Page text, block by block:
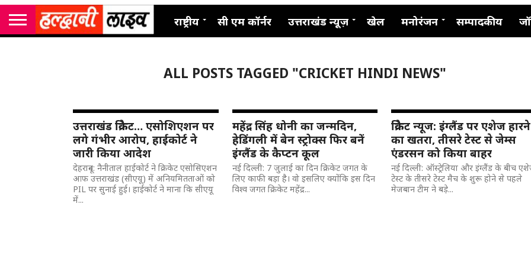
राष्ट्रीय सी एम कॉर्नर उत्तराखंड न्यूज़ खेल मनोरंजन सम्पादकीय
ALL POSTS TAGGED "CRICKET HINDI NEWS"
उत्तराखंड क्रिकेट… एसोशिएशन पर
लगे गंभीर आरोप, हाईकोर्ट ने
जारी किया आदेश
देहरादून: नैनीताल हाईकोर्ट ने क्रिकेट एसोसिएशन
आफ उत्तराखंड (सीएयू) में अनियमितताओं को
PIL पर सुनाई हुई। हाईकोर्ट ने माना कि सीएयू
में...
महेंद्र सिंह धोनी का जन्मदिन,
हेडिंगली में बेन स्ट्रोक्स फिर बनें
इंग्लैंड के कैप्टन कूल
नई दिल्ली: 7 जुलाई का दिन क्रिकेट जगत के
लिए काफी बड़ा है। वो इसलिए क्योंकि इस दिन
विश्व जगत क्रिकेट महेंद्र...
क्रिकेट न्यूज: इंग्लैंड पर एशेज हारने
का खतरा, तीसरे टेस्ट से जेम्स
एंडरसन को किया बाहर
नई दिल्ली: ऑस्ट्रेलिया और इंग्लैंड के बीच
टेस्ट के तीसरे टेस्ट मैच के शुरू होने से पहले
मेजबान टीम ने बड़े...